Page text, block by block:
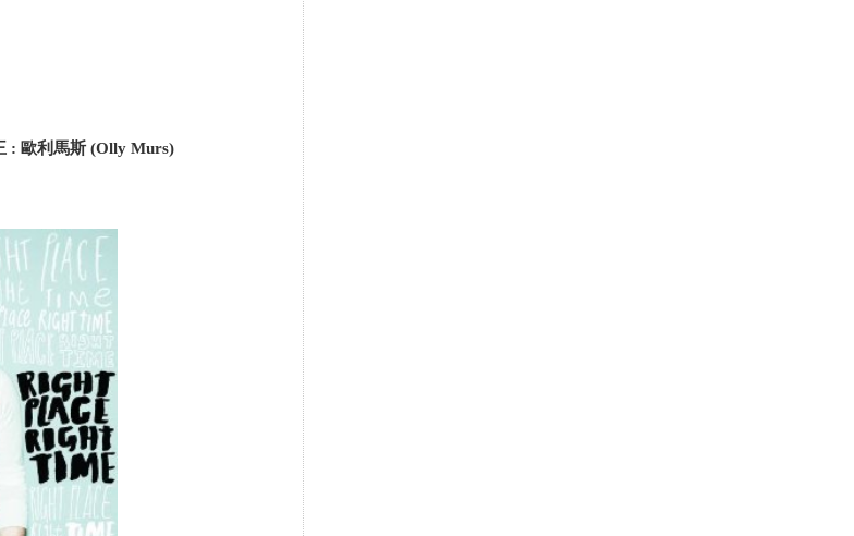
: 歐利馬斯 (Olly Murs)